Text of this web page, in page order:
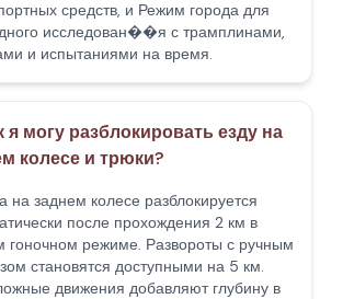
средств, и Режим города для
исследован��я с трамплинами,
и испытаниями на время.
я могу разблокировать езду на
колесе и трюки?
на заднем колесе разблокируется
после прохождения 2 км в
гоночном режиме. Развороты с ручным
становятся доступными на 5 км.
движения добавляют глубину в